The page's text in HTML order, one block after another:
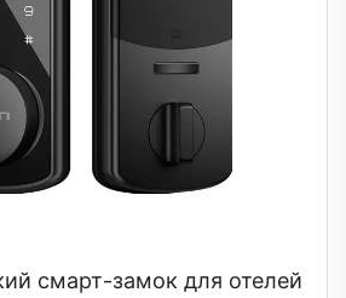
смарт-замок для отелей